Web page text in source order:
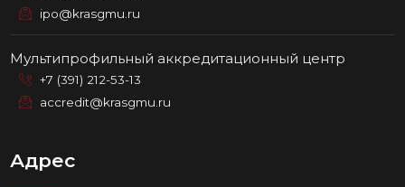
ipo@krasgmu.ru
Мультипрофильный аккредитационный центр
+7 (391) 212-53-13
accredit@krasgmu.ru
Адрес